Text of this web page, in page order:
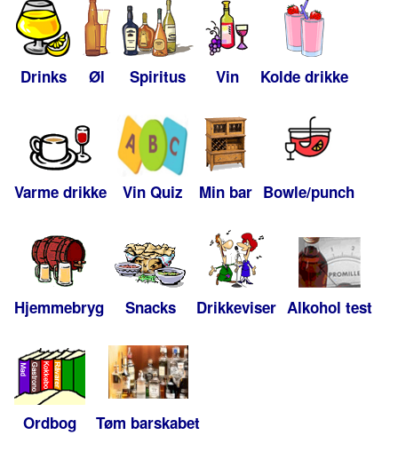
Drinks Øl Spiritus Vin Kolde drikke
Varme drikke Vin Quiz Min bar Bowle/punch
Hjemmebryg Snacks Drikkeviser Alkohol test
Ordbog Tøm barskabet